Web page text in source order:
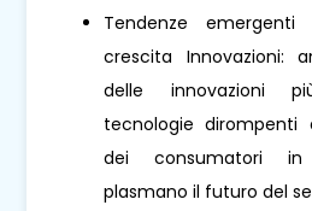
Tendenze
crescita Innovazioni:
delle innovazioni
tecnologie dirompenti
dei consumatori in
plasmano il futuro del